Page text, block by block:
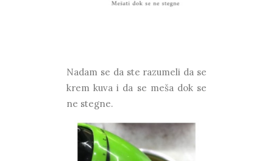
Nadam se da ste razumeli da se
krem kuva i da se meša dok se
ne stegne.